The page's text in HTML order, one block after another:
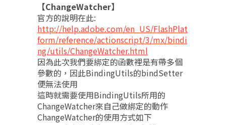
【ChangeWatcher】
官方的說明在此:
http://help.adobe.com/en_US/FlashPlat
form/reference/actionscript/3/mx/bindi
ng/utils/ChangeWatcher.html
因為此次我們要綁定的函數裡是有帶多個
參數的，因此BindingUtils的bindSetter
便無法使用
這時就需要使用BindingUtils所用的
ChangeWatcher來自己做綁定的動作
ChangeWatcher的使用方式如下